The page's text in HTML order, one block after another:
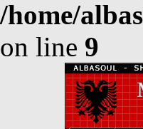
/home/
on line 9